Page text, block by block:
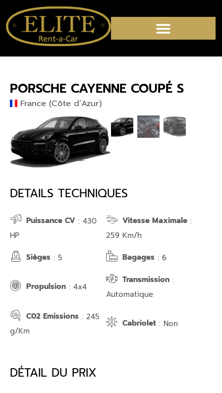
PORSCHE CAYENNE COUPÉ S
France (Côte d’Azur)
DETAILS TECHNIQUES
Puissance CV : 430
HP
Vitesse Maximale :
259 Km/h
Sièges : 5 Bagages : 6
Propulsion : 4x4
Transmission :
Automatique
C02 Emissions : 245
g/Km
Cabriolet : Non
DÉTAIL DU PRIX